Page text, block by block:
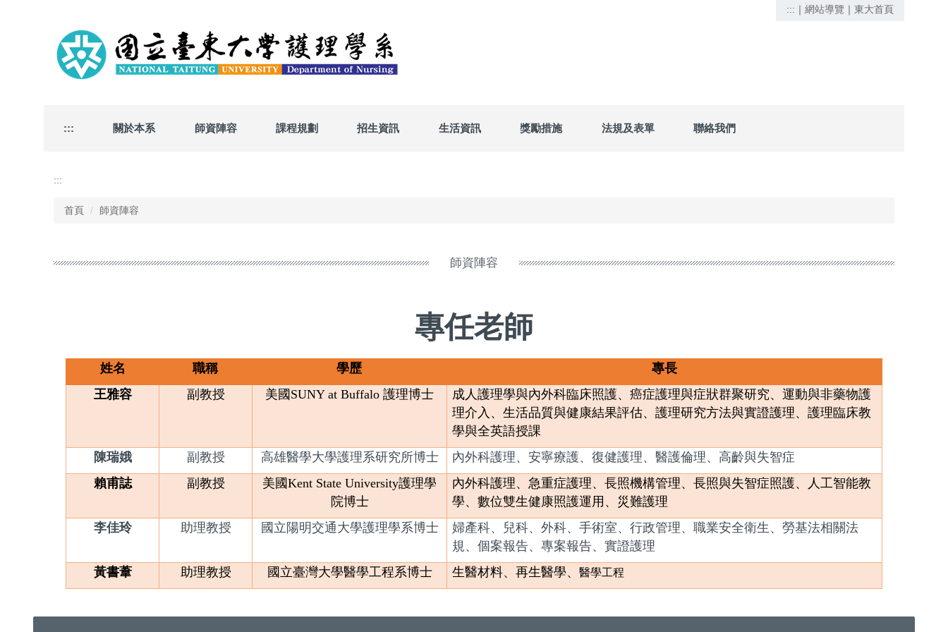
::: ｜ 網站導覽 ｜ 東大首頁
::: 關於本系 師資陣容 課程規劃 招生資訊 生活資訊 獎勵措施 法規及表單 聯絡我們
:::
首頁 師資陣容
師資陣容
專任老師
姓名 職稱 學歷
專長
王雅容
副教授 美國SUNY at Buffalo 護理博士
成人護理學與內外科臨床照護、癌症護理與症狀群聚研究、運動與非藥物護
理介入、生活品質與健康結果評估、護理研究方法與實證護理、護理臨床教
學與全英語授課
陳瑞娥
副教授 高雄醫學大學護理系研究所博士
內外科護理、安寧療護、復健護理、醫護倫理、高齡與失智症
賴甫誌
副教授
美國Kent State University護理學
院博士
內外科護理、急重症護理、長照機構管理、長照與失智症照護、人工智能教
學、數位雙生健康照護運用、災難護理
李佳玲
助理教授 國立陽明交通大學護理學系博士
婦產科、兒科、外科、手術室、行政管理、職業安全衛生、勞基法相關法
規、個案報告、專案報告、實證護理
黃書葦
助理教授 國立臺灣大學醫學工程系博士 生醫材料、再生醫學、 醫學工程